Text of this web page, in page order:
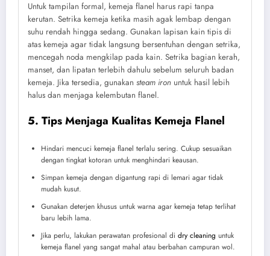
Untuk tampilan formal, kemeja flanel harus rapi tanpa
kerutan. Setrika kemeja ketika masih agak lembap dengan
suhu rendah hingga sedang. Gunakan lapisan kain tipis di
atas kemeja agar tidak langsung bersentuhan dengan setrika,
mencegah noda mengkilap pada kain. Setrika bagian kerah,
manset, dan lipatan terlebih dahulu sebelum seluruh badan
kemeja. Jika tersedia, gunakan steam iron untuk hasil lebih
halus dan menjaga kelembutan flanel.
5. Tips Menjaga Kualitas Kemeja Flanel
Hindari mencuci kemeja flanel terlalu sering. Cukup sesuaikan
dengan tingkat kotoran untuk menghindari keausan.
Simpan kemeja dengan digantung rapi di lemari agar tidak
mudah kusut.
Gunakan deterjen khusus untuk warna agar kemeja tetap terlihat
baru lebih lama.
Jika perlu, lakukan perawatan profesional di dry cleaning untuk
kemeja flanel yang sangat mahal atau berbahan campuran wol.